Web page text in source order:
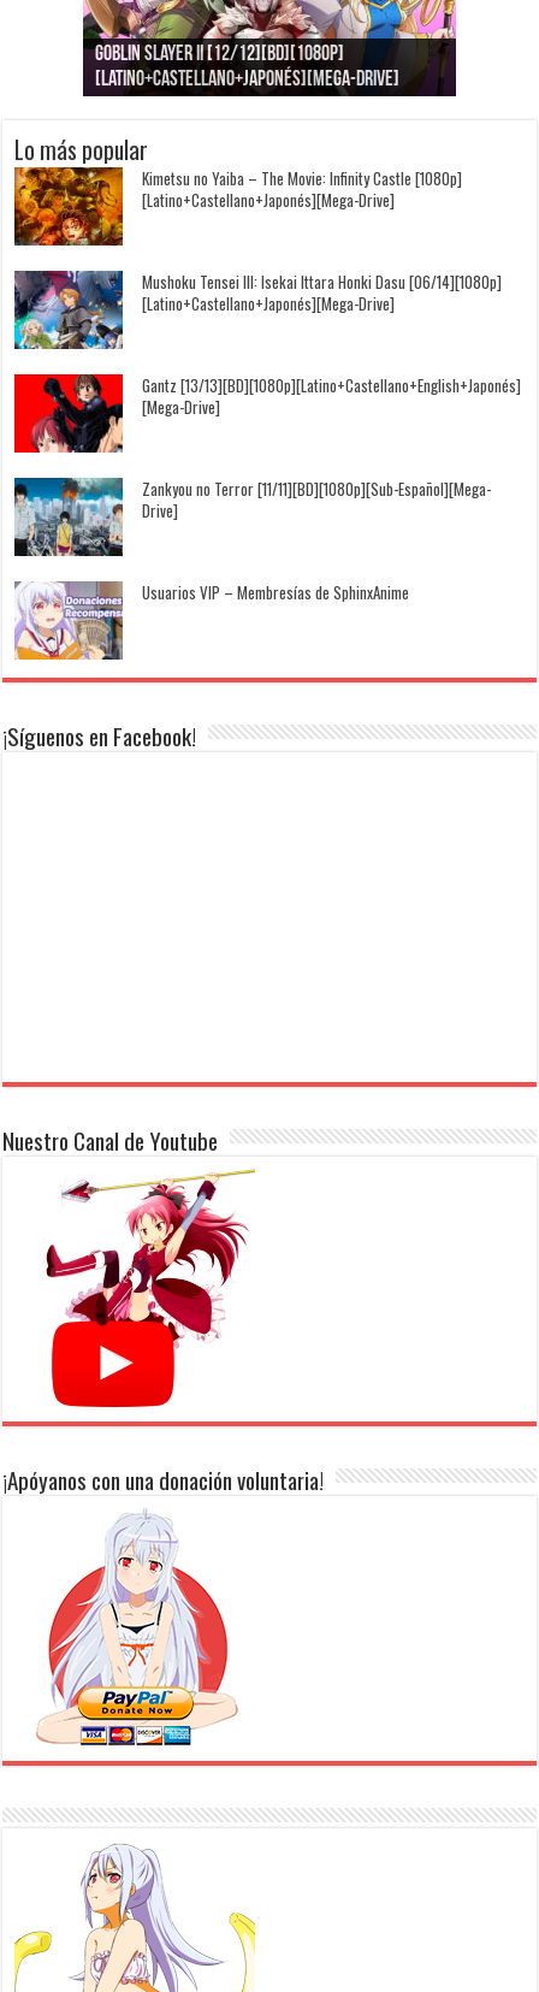
Goblin Slayer II [12/12][BD][1080p]
[Latino+Castellano+Japonés][Mega-Drive]
Jujutsu Kaisen: Kaigyoku/Gyokusetsu [1080p]
[Latino+Japonés][Mega-Drive]
Kimi to, Nami ni Noretara [BD][1080p]
[Latino+Castellano+Japonés][Mega-Drive]
Nukitashi the Animation [11/11+OVAS][BD]
[1080p][Sub-Español][Mega-Drive]
Kimi wa Houkago Insomnia [13/13][BD][1080p]
[Castellano+English+Japonés][Mega-Drive]
Getsuyoubi no Tawawa [12/12+Especiales][BD]
[1080p][Sub-Español][Mega-Drive]
Lo más popular
Kimetsu no Yaiba – The Movie: Infinity Castle [1080p]
[Latino+Castellano+Japonés][Mega-Drive]
Mushoku Tensei III: Isekai Ittara Honki Dasu [06/14][1080p]
[Latino+Castellano+Japonés][Mega-Drive]
Gantz [13/13][BD][1080p][Latino+Castellano+English+Japonés]
[Mega-Drive]
Zankyou no Terror [11/11][BD][1080p][Sub-Español][Mega-
Drive]
Usuarios VIP – Membresías de SphinxAnime
¡Síguenos en Facebook!
Nuestro Canal de Youtube
¡Apóyanos con una donación voluntaria!